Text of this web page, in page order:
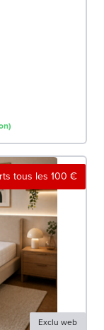
tous les 100 €
Exclu web